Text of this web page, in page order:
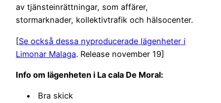
av tjänsteinrättningar, som affärer,
stormarknader, kollektivtrafik och hälsocenter.
[Se också dessa nyproducerade lägenheter i
Limonar Malaga. Release november 19]
Info om lägenheten i La cala De Moral:
Bra skick